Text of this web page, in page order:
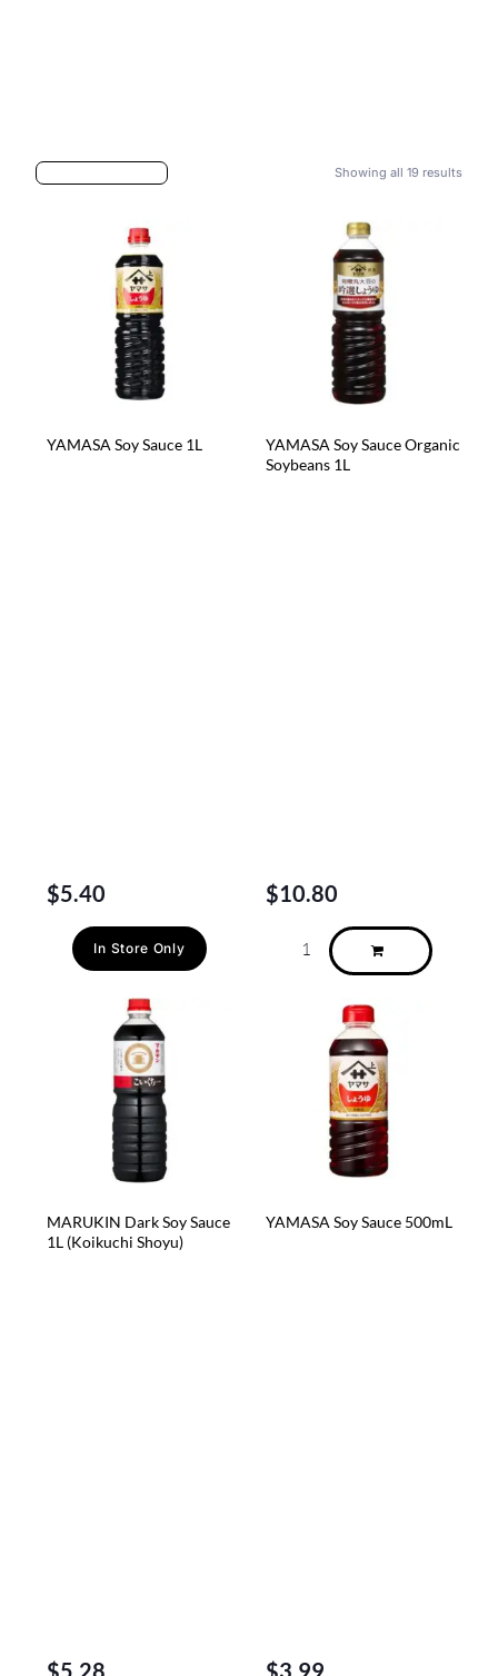
Showing all 19 results
YAMASA Soy Sauce 1L
$5.40
In Store Only
YAMASA Soy Sauce Organic
Soybeans 1L
$10.80
MARUKIN Dark Soy Sauce
1L (Koikuchi Shoyu)
YAMASA Soy Sauce 500mL